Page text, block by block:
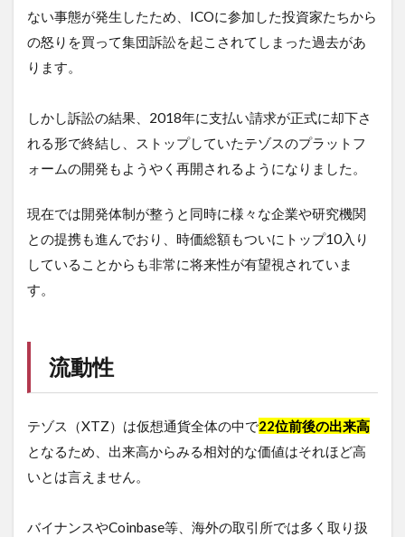
ない事態が発生したため、ICOに参加した投資家たちから
の怒りを買って集団訴訟を起こされてしまった過去があ
ります。
しかし訴訟の結果、2018年に支払い請求が正式に却下さ
れる形で終結し、ストップしていたテゾスのプラットフ
ォームの開発もようやく再開されるようになりました。
現在では開発体制が整うと同時に様々な企業や研究機関
との提携も進んでおり、時価総額もついにトップ10入り
していることからも非常に将来性が有望視されていま
す。
流動性
テゾス（XTZ）は仮想通貨全体の中で22位前後の出来高
となるため、出来高からみる相対的な価値はそれほど高
いとは言えません。
バイナンスやCoinbase等、海外の取引所では多く取り扱